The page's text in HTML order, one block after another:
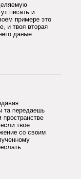
писать и
примере это
и твоя вторая
даные
та передаешь
пространстве
твое
со своим